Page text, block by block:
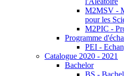
M2MSV -
pour les
M2PIC -
Programme
PEI -
Catalogue 2020 - 2021
Bachelor
BS -